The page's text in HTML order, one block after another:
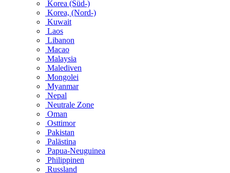
Korea (Süd-)
Korea, (Nord-)
Kuwait
Laos
Libanon
Macao
Malaysia
Malediven
Mongolei
Myanmar
Nepal
Neutrale Zone
Oman
Osttimor
Pakistan
Palästina
Papua-Neuguinea
Philippinen
Russland